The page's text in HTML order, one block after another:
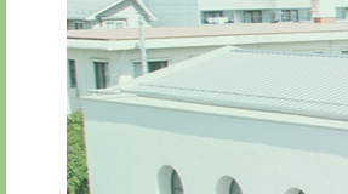
校長メッセージ
先生からメッセージ